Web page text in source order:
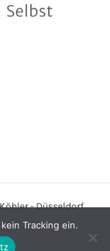
- Düsseldorf
Tracking ein.